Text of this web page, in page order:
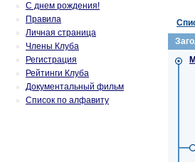
С днем рождения!
Правила
Личная страница
Члены Клуба
Регистрация
Рейтинги Клуба
Документальный фильм
Список по алфавиту